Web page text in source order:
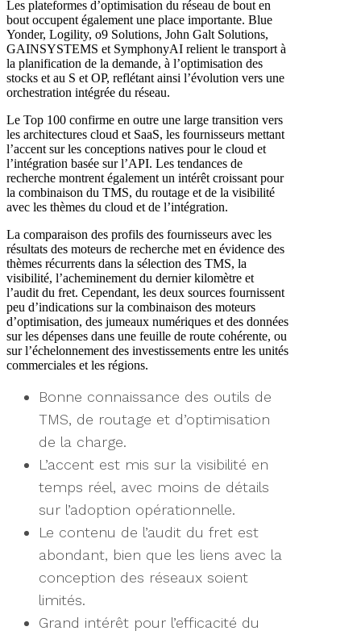
Les plateformes d’optimisation du réseau de bout en
bout occupent également une place importante. Blue
Yonder, Logility, o9 Solutions, John Galt Solutions,
GAINSYSTEMS et SymphonyAI relient le transport à
la planification de la demande, à l’optimisation des
stocks et au S et OP, reflétant ainsi l’évolution vers une
orchestration intégrée du réseau.
Le Top 100 confirme en outre une large transition vers
les architectures cloud et SaaS, les fournisseurs mettant
l’accent sur les conceptions natives pour le cloud et
l’intégration basée sur l’API. Les tendances de
recherche montrent également un intérêt croissant pour
la combinaison du TMS, du routage et de la visibilité
avec les thèmes du cloud et de l’intégration.
La comparaison des profils des fournisseurs avec les
résultats des moteurs de recherche met en évidence des
thèmes récurrents dans la sélection des TMS, la
visibilité, l’acheminement du dernier kilomètre et
l’audit du fret. Cependant, les deux sources fournissent
peu d’indications sur la combinaison des moteurs
d’optimisation, des jumeaux numériques et des données
sur les dépenses dans une feuille de route cohérente, ou
sur l’échelonnement des investissements entre les unités
commerciales et les régions.
Bonne connaissance des outils de
TMS, de routage et d’optimisation
de la charge.
L’accent est mis sur la visibilité en
temps réel, avec moins de détails
sur l’adoption opérationnelle.
Le contenu de l’audit du fret est
abondant, bien que les liens avec la
conception des réseaux soient
limités.
Grand intérêt pour l’efficacité du